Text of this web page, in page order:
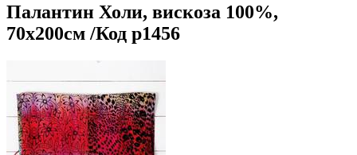
Палантин Холи, вискоза 100%,
70х200см /Код p1456